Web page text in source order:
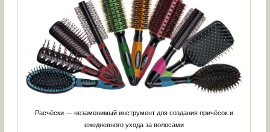
Расчёски — незаменимый инструмент для создания причёсок и
ежедневного ухода за волосами